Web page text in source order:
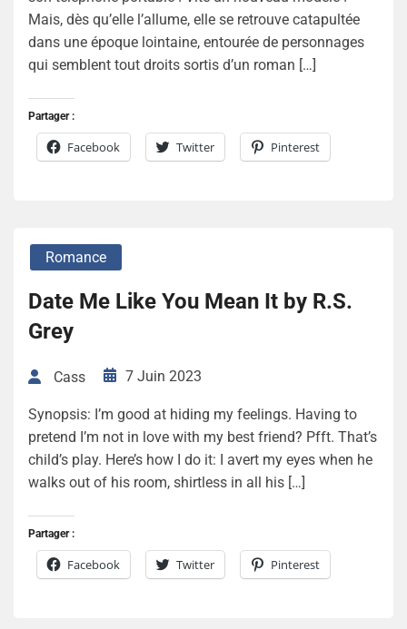
Mais, dès qu’elle l’allume, elle se retrouve catapultée
dans une époque lointaine, entourée de personnages
qui semblent tout droits sortis d’un roman […]
Partager :
Facebook Twitter Pinterest
Romance
Date Me Like You Mean It by R.S.
Grey
Cass 7 Juin 2023
Synopsis: I’m good at hiding my feelings. Having to
pretend I’m not in love with my best friend? Pfft. That’s
child’s play. Here’s how I do it: I avert my eyes when he
walks out of his room, shirtless in all his […]
Partager :
Facebook Twitter Pinterest